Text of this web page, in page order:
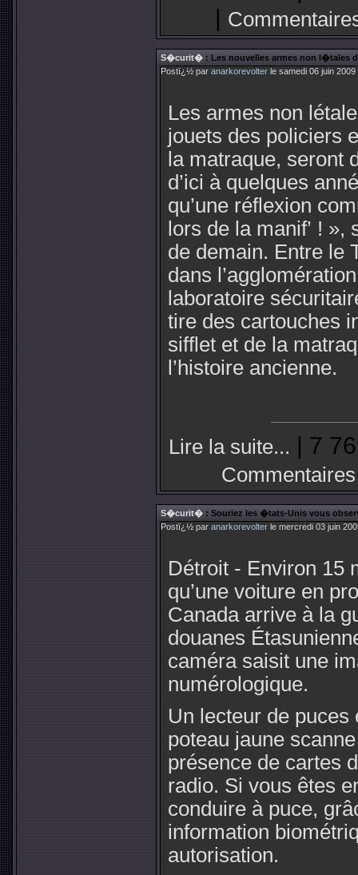
|
S�curit� : Les nouvelles armes non
Postï¿½ par anarkorevolter le samedi 06 juin
Les armes non
jouets des policiers
la matraque, seront
d’ici à quelques
qu’une réflexion
lors de la manif’ !
de demain. Entre le
dans
laboratoire
tire des cartouches
sifflet et de la
l’histoire ancienne.
Lire la suite... | 7
S�curit� : Souriez les �tats-Unis vous
Postï¿½ par anarkorevolter le mercredi 03 juin
Détroit - Environ 15
qu’une voiture en
Canada arrive à la
douanes
caméra saisit une
numérologique.
Un lecteur de
poteau jaune
présence de cartes
radio. Si vous êtes
conduire à puce,
information
autorisation.